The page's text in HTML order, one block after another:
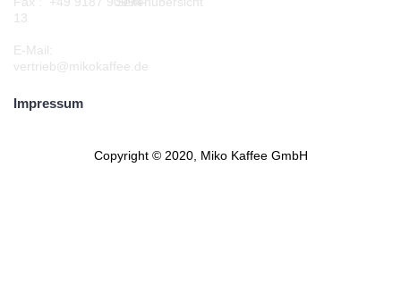
13
E-Mail:
vertrieb@mikokaffee.de
Impressum
Copyright © 2020, Miko Kaffee GmbH